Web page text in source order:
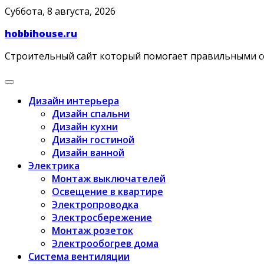
Skip
content
Суббота, 8 августа, 2026
hobbihouse.ru
Строительный сайт который помогает правильными
Дизайн интерьера
Дизайн спальни
Дизайн кухни
Дизайн гостиной
Дизайн ванной
Электрика
Монтаж выключателей
Освещение в квартире
Электропроводка
Электросбережение
Монтаж розеток
Электрообогрев дома
Система вентиляции